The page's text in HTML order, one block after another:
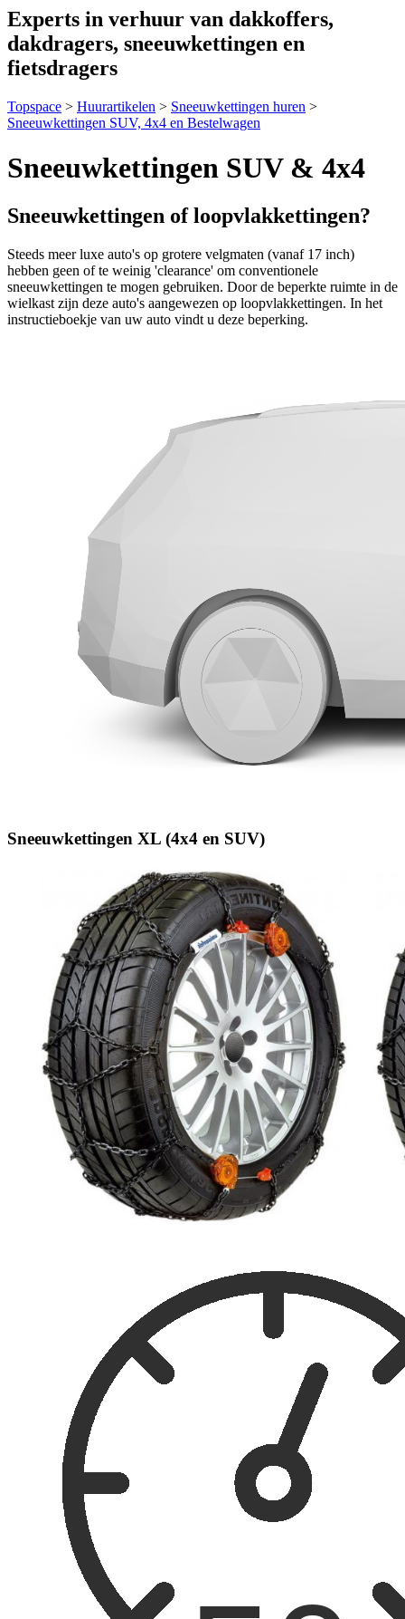
Experts in verhuur van dakkoffers,
dakdragers, sneeuwkettingen en
fietsdragers
Topspace > Huurartikelen > Sneeuwkettingen huren >
Sneeuwkettingen SUV, 4x4 en Bestelwagen
Sneeuwkettingen SUV & 4x4
Sneeuwkettingen of loopvlakkettingen?
Steeds meer luxe auto's op grotere velgmaten (vanaf 17 inch)
hebben geen of te weinig 'clearance' om conventionele
sneeuwkettingen te mogen gebruiken. Door de beperkte ruimte in de
wielkast zijn deze auto's aangewezen op loopvlakkettingen. In het
instructieboekje van uw auto vindt u deze beperking.
Sneeuwkettingen XL (4x4 en SUV)